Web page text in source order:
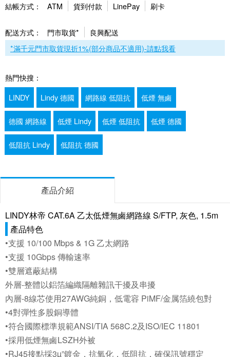
結帳方式： ATM 貨到付款 LinePay 刷卡
配送方式： 門市取貨*
良興配送
*滿千元門市取貨現折1%(部分商品不適用)-請點我看
熱門快搜：
LINDY
Lindy 德國 網路線 低阻抗 低煙 無鹵
德國 網路線 低煙 Lindy 低煙 低阻抗 低煙 德國
低阻抗 Lindy 低阻抗 德國
產品介紹
LINDY林帝 CAT.6A 乙太低煙無鹵網路線 S/FTP, 灰色, 1.5m
產品特色
•支援 10/100 Mbps & 1G 乙太網路
•支援 10Gbps 傳輸速率
•雙層遮蔽結構
外層-整體以鋁箔編織隔離雜訊干擾及串擾
內層-8線芯使用27AWG純銅，低電容 PiMF/金属箔繞包對
•4對彈性多股銅導體
•符合國際標準規範ANSI/TIA 568C.2及ISO/IEC 11801
•採用低煙無鹵LSZH外被
•RJ45接點採3µ”鍍金，抗氧化，低阻抗，確保訊號穩定